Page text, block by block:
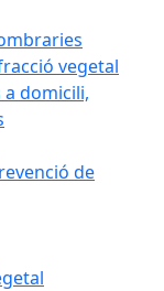
vegetal
a domicili,
de